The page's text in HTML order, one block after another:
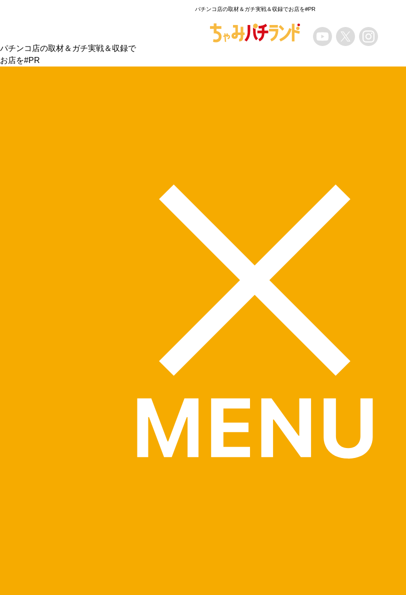
パチンコ店の取材＆ガチ実戦＆収録でお店を#PR
パチンコ店の取材＆ガチ実戦＆収録で
お店を#PR